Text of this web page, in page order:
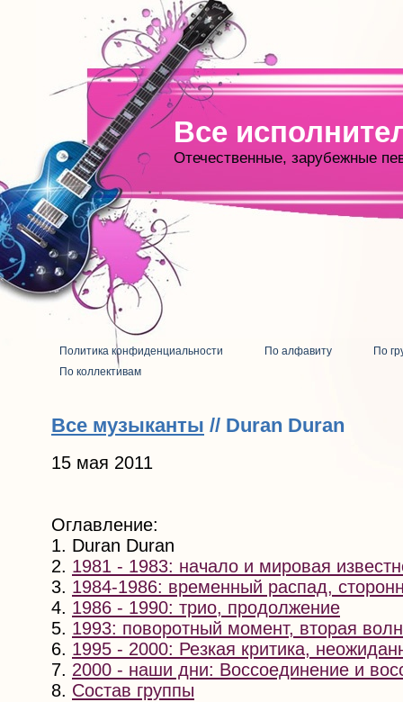
Все
Отечественные, зарубежные
Политика конфиденциальности По алфавиту
По
По коллективам
Все музыканты // Duran Duran
15 мая 2011
Оглавление:
1. Duran Duran
2. 1981 - 1983: начало и мировая
3. 1984-1986: временный распад,
4. 1986 - 1990: трио, продолжение
5. 1993: поворотный момент, вторая
6. 1995 - 2000: Резкая критика,
7. 2000 - наши дни: Воссоединение и
8. Состав группы